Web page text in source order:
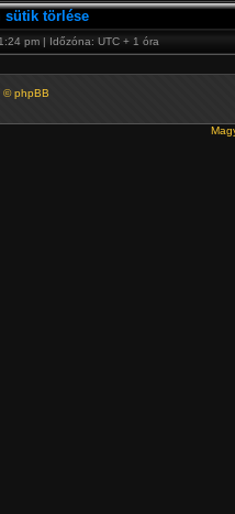
sütik törlése
pm | Időzóna: UTC + 1 óra
© phpBB